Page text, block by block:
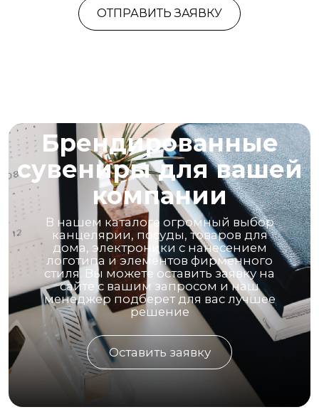
ОТПРАВИТЬ ЗАЯВКУ
Брендированные
сувениры для вашей
компании
В нашем каталоге огромный выбор
канцелярии, посуды, товаров для
дома, электроники с нанесением
логотипа и элементов фирменного
стиля. Вы можете оставить заявку на
сайте с вашим запросом и наш
менеджер подберет для вас лучшее
решение
Оставить заявку